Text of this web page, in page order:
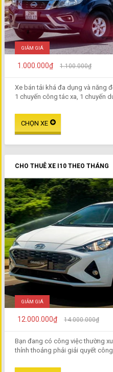
GIẢM GIÁ
1.000.000₫ 1.100.000₫
Xe bán tải khá đa dụng và năng
1 chuyến công tác xa, 1 chuyến du
CHO THUÊ XE I10 THEO THÁNG
GIẢM GIÁ
12.000.000₫ 14.000.000₫
Bạn đang có công việc thường
thỉnh thoảng phải giải quyết công